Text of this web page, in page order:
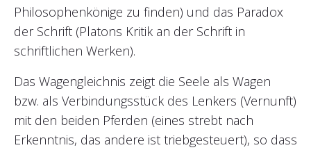
Philosophenkönige zu finden) und das Paradox
der Schrift (Platons Kritik an der Schrift in
schriftlichen Werken).
Das Wagengleichnis zeigt die Seele als Wagen
bzw. als Verbindungsstück des Lenkers (Vernunft)
mit den beiden Pferden (eines strebt nach
Erkenntnis, das andere ist triebgesteuert), so dass